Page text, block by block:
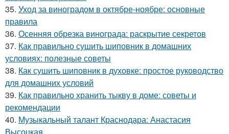
35. Уход за виноградом в октябре-ноябре: основные
правила
36. Осенняя обрезка винограда: раскрытие секретов
37. Как правильно сушить шиповник в домашних
условиях: полезные советы
38. Как сушить шиповник в духовке: простое руководство
для домашних условий
39. Как правильно хранить тыкву в доме: советы и
рекомендации
40. Музыкальный талант Краснодара: Анастасия